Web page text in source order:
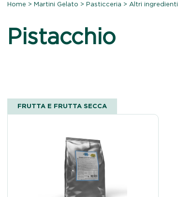
Home >Martini Gelato >Pasticceria >Altri ingredienti
Pistacchio
FRUTTA E FRUTTA SECCA